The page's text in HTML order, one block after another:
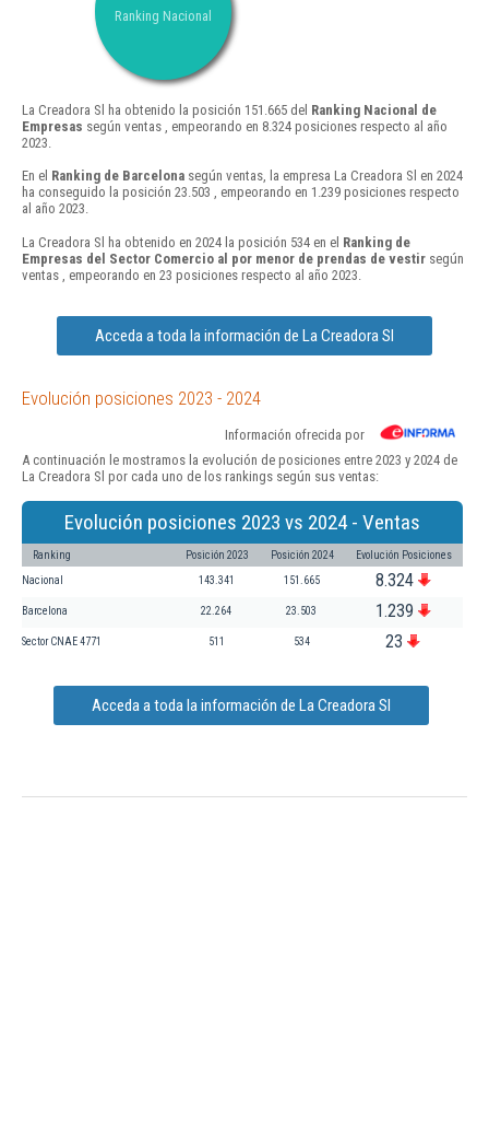
Ranking Nacional
La Creadora Sl ha obtenido la posición 151.665 del Ranking Nacional de
Empresas según ventas , empeorando en 8.324 posiciones respecto al año
2023.
En el Ranking de Barcelona según ventas, la empresa La Creadora Sl en 2024
ha conseguido la posición 23.503 , empeorando en 1.239 posiciones respecto
al año 2023.
La Creadora Sl ha obtenido en 2024 la posición 534 en el Ranking de
Empresas del Sector Comercio al por menor de prendas de vestir según
ventas , empeorando en 23 posiciones respecto al año 2023.
Acceda a toda la información de La Creadora Sl
Evolución posiciones 2023 - 2024
Información ofrecida por
A continuación le mostramos la evolución de posiciones entre 2023 y 2024 de
La Creadora Sl por cada uno de los rankings según sus ventas:
Evolución posiciones 2023 vs 2024 - Ventas
Ranking Posición 2023 Posición 2024 Evolución Posiciones
Nacional 143.341 151.665 8.324
Barcelona 22.264 23.503 1.239
Sector CNAE 4771 511 534 23
Acceda a toda la información de La Creadora Sl